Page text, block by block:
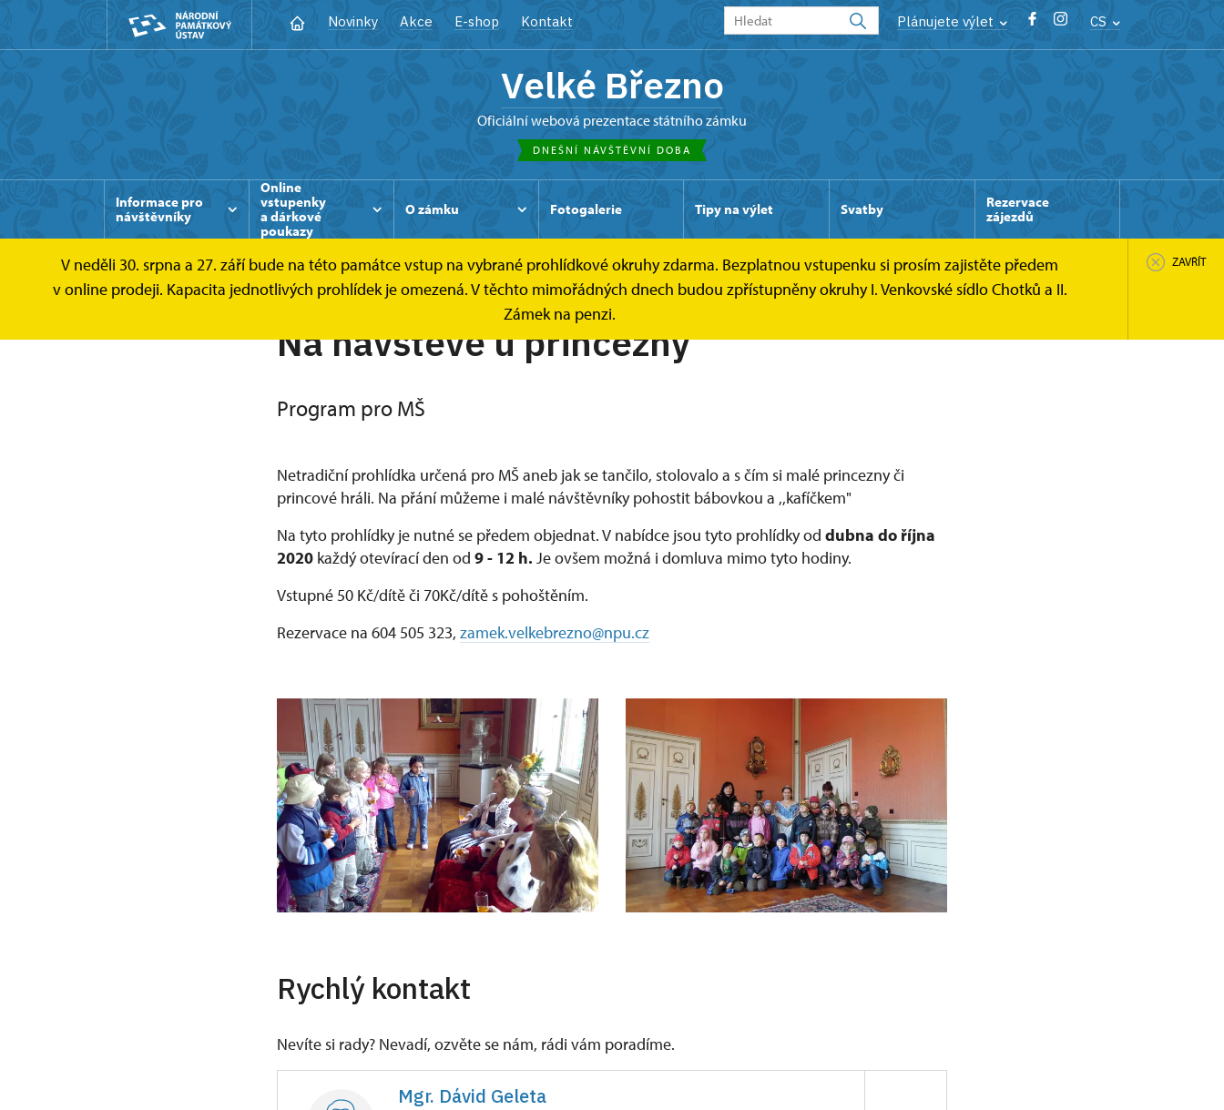
Novinky Akce E-shop Kontakt Plánujete výlet CS
Velké Březno
oficiální webová prezentace státního zámku
DNEŠNÍ NÁVŠTĚVNÍ DOBA
Informace pro
návštěvníky
Online
vstupenky
a dárkové
poukazy
O zámku Fotogalerie Tipy na výlet Svatby
Rezervace
zájezdů
V neděli 30. srpna a 27. září bude na této památce vstup na vybrané prohlídkové okruhy zdarma. Bezplatnou vstupenku si prosím zajistěte předem
v online prodeji. Kapacita jednotlivých prohlídek je omezená. V těchto mimořádných dnech budou zpřístupněny okruhy I. Venkovské sídlo Chotků a II.
Zámek na penzi.
ZAVŘÍT
Na návštěvě u princezny
Program pro MŠ
Netradiční prohlídka určená pro MŠ aneb jak se tančilo, stolovalo a s čím si malé princezny či
princové hráli. Na přání můžeme i malé návštěvníky pohostit bábovkou a ,,kafíčkem"
Na tyto prohlídky je nutné se předem objednat. V nabídce jsou tyto prohlídky od dubna do října
2020 každý otevírací den od 9 - 12 h. Je ovšem možná i domluva mimo tyto hodiny.
Vstupné 50 Kč/dítě či 70Kč/dítě s pohoštěním.
Rezervace na 604 505 323, zamek.velkebrezno@npu.cz
Rychlý kontakt
Nevíte si rady? Nevadí, ozvěte se nám, rádi vám poradíme.
Mgr. Dávid Geleta